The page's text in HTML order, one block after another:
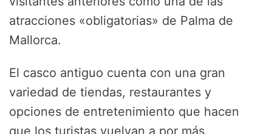
atracciones «obligatorias» de Palma de
Mallorca.
El casco antiguo cuenta con una gran
variedad de tiendas, restaurantes y
opciones de entretenimiento que hacen